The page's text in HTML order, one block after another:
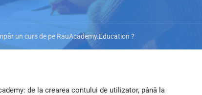
un curs de pe RauAcademy.Education ?
de la crearea contului de utilizator, până la